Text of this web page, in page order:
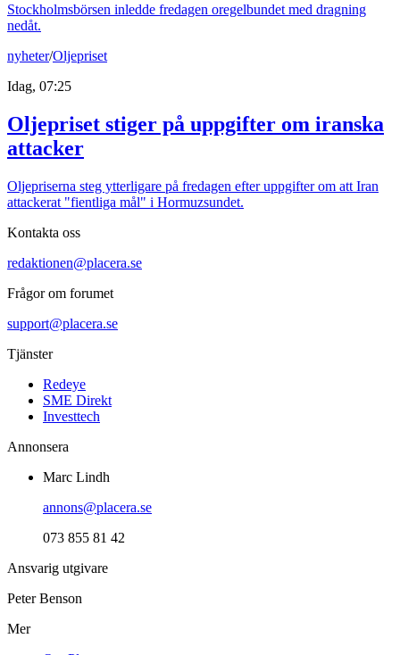
Stockholmsbörsen inledde fredagen oregelbundet med dragning
nedåt.
nyheter/Oljepriset
Idag, 07:25
Oljepriset stiger på uppgifter om iranska
attacker
Oljepriserna steg ytterligare på fredagen efter uppgifter om att Iran
attackerat "fientliga mål" i Hormuzsundet.
Kontakta oss
redaktionen@placera.se
Frågor om forumet
support@placera.se
Tjänster
Redeye
SME Direkt
Investtech
Annonsera
Marc Lindh
annons@placera.se
073 855 81 42
Ansvarig utgivare
Peter Benson
Mer